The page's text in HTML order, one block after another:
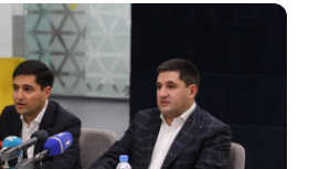
Silver, Platinum.